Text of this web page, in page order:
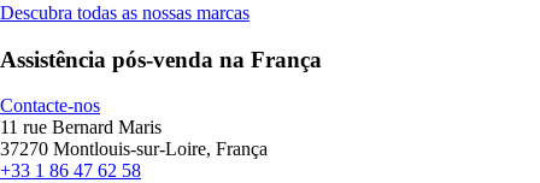
Descubra todas as nossas marcas
Assistência pós-venda na França
Contacte-nos
11 rue Bernard Maris
37270 Montlouis-sur-Loire, França
+33 1 86 47 62 58